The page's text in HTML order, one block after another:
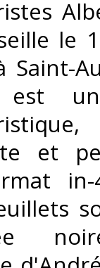
le
Saint-
est un
et